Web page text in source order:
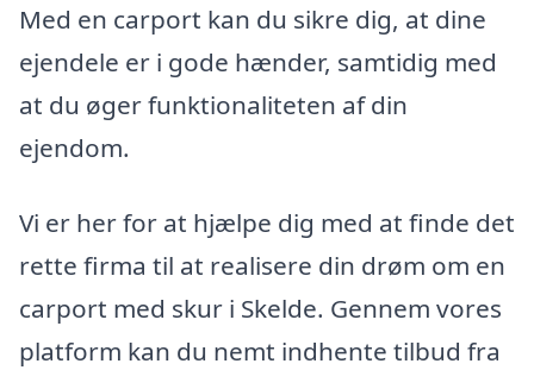
Med en carport kan du sikre dig, at dine
ejendele er i gode hænder, samtidig med
at du øger funktionaliteten af din
ejendom.
Vi er her for at hjælpe dig med at finde det
rette firma til at realisere din drøm om en
carport med skur i Skelde. Gennem vores
platform kan du nemt indhente tilbud fra